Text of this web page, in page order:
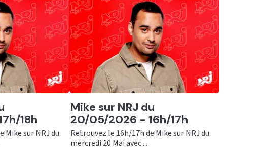
18h
Mike sur NRJ du
Ecouter
Mike sur NRJ du
20/05/2026 - 16h/17h
Retrouvez le 16h/17h de Mike sur NRJ du
mercredi 20 Mai avec ...